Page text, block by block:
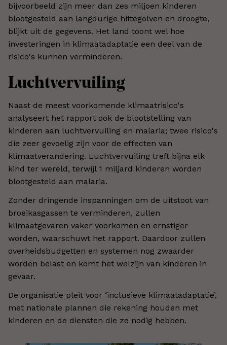
bijvoorbeeld zijn meer dan zes miljoen kinderen
blootgesteld aan langdurige hittegolven en droogte,
blijkt uit de gegevens. Het land toont wel hoe
investeringen in klimaatadaptatie een deel van de
risico's kunnen verminderen.
Luchtvervuiling
Naast de meest voorkomende klimaatrisico's
analyseert het rapport ook de blootstelling van
kinderen aan luchtvervuiling en malaria; twee risico's
die zeer gevoelig zijn voor de effecten van
klimaatverandering. Luchtvervuiling treft bijna elk
kind ter wereld, terwijl 1 miljard kinderen worden
blootgesteld aan malaria.
Zonder dringende inspanningen om de uitstoot van
broeikasgassen te verminderen, zullen
klimaatgevaren vaker voorkomen en ernstiger
worden, waarschuwt het rapport. Daardoor zullen
overheidsbudgetten en systemen nog zwaarder
worden belast en komt het welzijn van kinderen in
gevaar.
De organisatie pleit voor ‘inclusieve klimaatadaptatie’,
met nationale plannen die rekening houden met
kinderen en de diensten die ze nodig hebben.